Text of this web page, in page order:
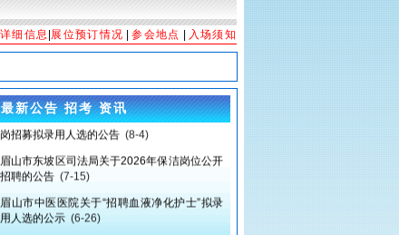
细信息 展位预订情况 |参会地点 入场须知
最新公告 招考 资讯
眉山市中医医院关于2026年医务社会工作服务
岗招募拟录用人选的公告(8-4)
招聘的公告(7-15)
用人选的公示(6-26)